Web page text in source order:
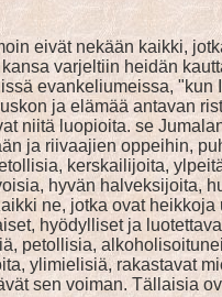
eivät nekään kaikki,
varjeltiin heidän
evankeliumeissa,
ja elämää antavan
niitä luopioita. se
ja riivaajien oppeihin,
kerskailijoita,
hyvän halveksijoita,
ne, jotka ovat
hyödylliset ja
petollisia,
ylimielisiä, rakastavat
sen voiman. Tällaisia